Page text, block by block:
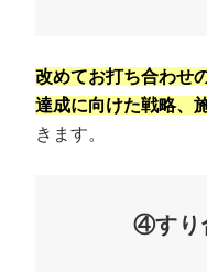
改めてお打ち合わせ
達成に向けた戦略、
きます。
④すり